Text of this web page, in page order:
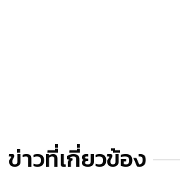
ข่าวที่เกี่ยวข้อง